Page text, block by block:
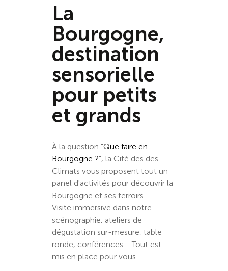
La
Bourgogne,
destination
sensorielle
pour petits
et grands
À la question "Que faire en
Bourgogne ?", la Cité des des
Climats vous proposent tout un
panel d'activités pour découvrir la
Bourgogne et ses terroirs.
Visite immersive dans notre
scénographie, ateliers de
dégustation sur-mesure, table
ronde, conférences ... Tout est
mis en place pour vous.